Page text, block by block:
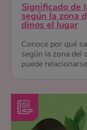
Significado de
según la zona
dinos el lugar
Conoce por qué
según la zona del
puede